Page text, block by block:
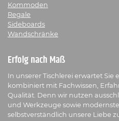
Kommoden
Regale
Sideboards
Wandschränke
Erfolg nach Maß
In unserer Tischlerei erwartet Sie
kombiniert mit Fachwissen,
Qualität. Denn wir nutzen
und Werkzeuge sowie
selbstverständlich unsere Liebe